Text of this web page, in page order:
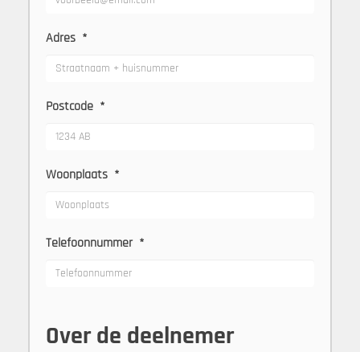
Adres *
Postcode *
Woonplaats *
Telefoonnummer *
Over de deelnemer